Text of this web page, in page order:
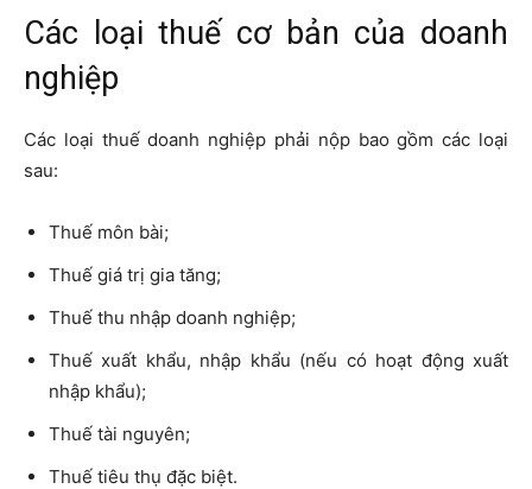
Các loại thuế cơ bản của doanh
nghiệp
Các loại thuế doanh nghiệp phải nộp bao gồm các loại
sau:
Thuế môn bài;
Thuế giá trị gia tăng;
Thuế thu nhập doanh nghiệp;
Thuế xuất khẩu, nhập khẩu (nếu có hoạt động xuất
nhập khẩu);
Thuế tài nguyên;
Thuế tiêu thụ đặc biệt.